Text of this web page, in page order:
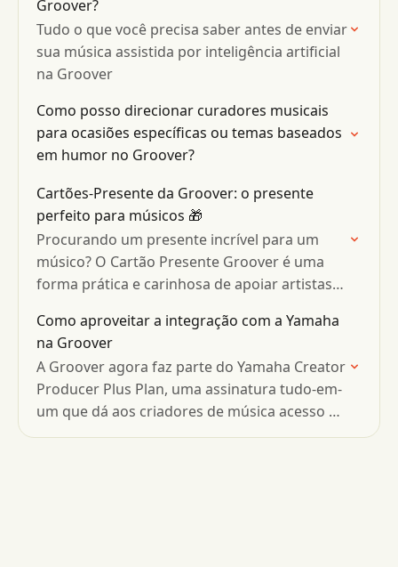
Groover?
Tudo o que você precisa saber antes de enviar
sua música assistida por inteligência artificial
na Groover
Como posso direcionar curadores musicais
para ocasiões específicas ou temas baseados
em humor no Groover?
Cartões-Presente da Groover: o presente
perfeito para músicos 🎁
Procurando um presente incrível para um
músico? O Cartão Presente Groover é uma
forma prática e carinhosa de apoiar artistas
Como aproveitar a integração com a Yamaha
na Groover
A Groover agora faz parte do Yamaha Creator
Producer Plus Plan, uma assinatura tudo-em-
um que dá aos criadores de música acesso a
uma seleção de ferramentas líderes da